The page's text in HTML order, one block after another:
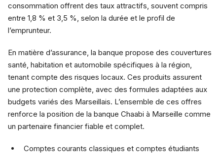
consommation offrent des taux attractifs, souvent compris
entre 1,8 % et 3,5 %, selon la durée et le profil de
l’emprunteur.
En matière d’assurance, la banque propose des couvertures
santé, habitation et automobile spécifiques à la région,
tenant compte des risques locaux. Ces produits assurent
une protection complète, avec des formules adaptées aux
budgets variés des Marseillais. L’ensemble de ces offres
renforce la position de la banque Chaabi à Marseille comme
un partenaire financier fiable et complet.
Comptes courants classiques et comptes étudiants